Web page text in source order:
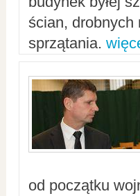
ścian, drobnych
sprzątania.
od początku